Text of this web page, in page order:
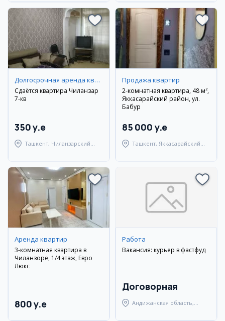
Долгосрочная аренда квартир
Сдаётся квартира Чиланзар
7-кв
350 y.e
Ташкент, Чиланзарский
Продажа квартир
2-комнатная квартира, 48 м²,
Яккасарайский район, ул.
Бабур
85 000 y.e
Ташкент, Яккасарайский
Аренда квартир
3-комнатная квартира в
Чиланзоре, 1/4 этаж, Евро
Люкс
800 y.e
Работа
Вакансия: курьер в фастфуд
Договорная
Андижанская область,